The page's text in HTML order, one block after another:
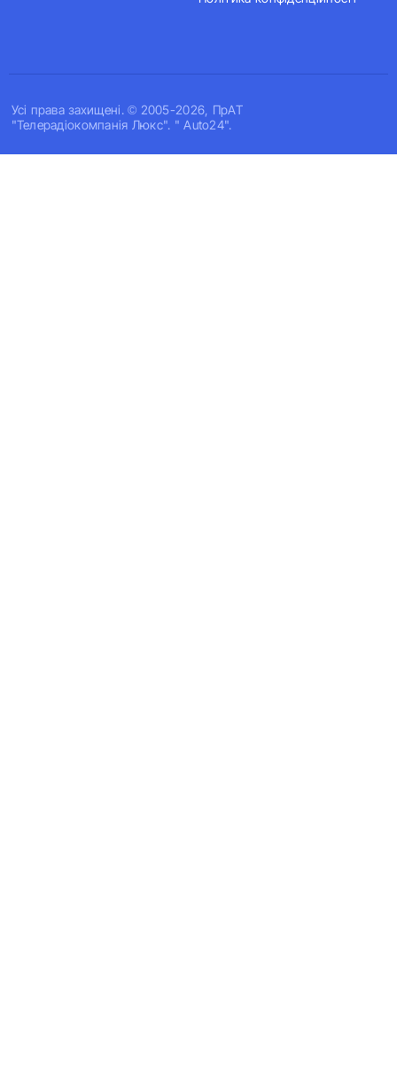
Усi права захищенi. © 2005-2026, ПрАТ
"Телерадіокомпанія Люкс". " Auto24".